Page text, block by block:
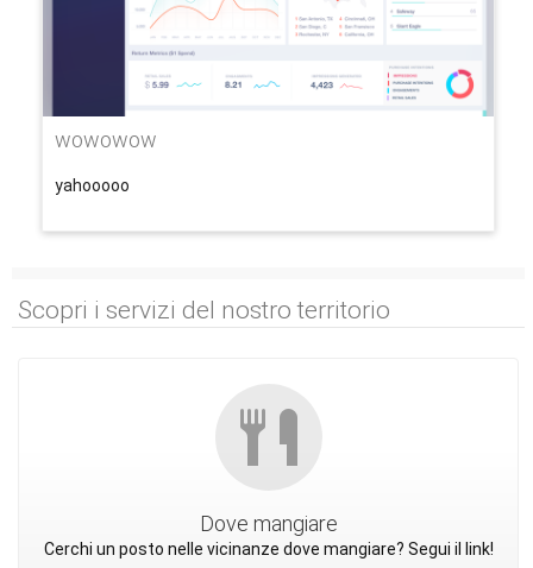
wowowow
yahooooo
Scopri i servizi del nostro territorio
Dove mangiare
Cerchi un posto nelle vicinanze dove mangiare? Segui il link!